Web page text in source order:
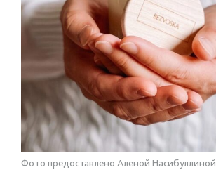
Фото предоставлено Аленой Насибуллиной